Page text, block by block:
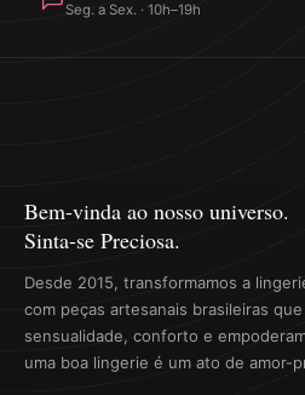
Seg. a Sex. · 10h–19h
Bem-vinda ao nosso universo.
Sinta-se Preciosa.
Desde 2015, transformamos a
com peças artesanais brasileiras
sensualidade, conforto e
uma boa lingerie é um ato de amor-